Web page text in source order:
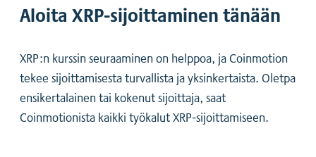
Aloita XRP-sijoittaminen tänään
XRP:n kurssin seuraaminen on helppoa, ja Coinmotion
tekee sijoittamisesta turvallista ja yksinkertaista. Oletpa
ensikertalainen tai kokenut sijoittaja, saat
Coinmotionista kaikki työkalut XRP-sijoittamiseen.